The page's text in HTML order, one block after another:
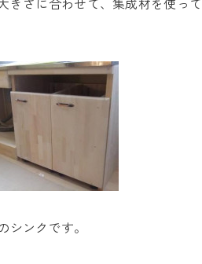
シンクです。